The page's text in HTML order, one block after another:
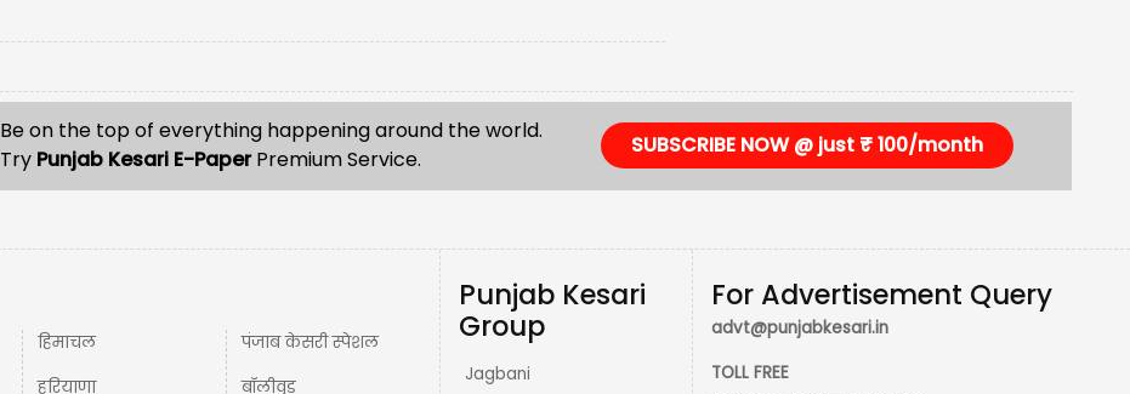
Be on the top of everything happening around the world.
Try Punjab Kesari E-PaperPremium Service.
SUBSCRIBE NOW @ just ₹ 100/month
हिमाचल
हरियाणा
पंजाब केसरी स्पेशल
बॉलीवुड
Punjab Kesari
Group
Jagbani
For Advertisement Query
advt@punjabkesari.in
TOLL FREE